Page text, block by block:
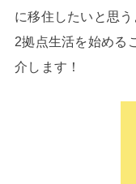
に移住したいと思
2拠点生活を始める
介します！